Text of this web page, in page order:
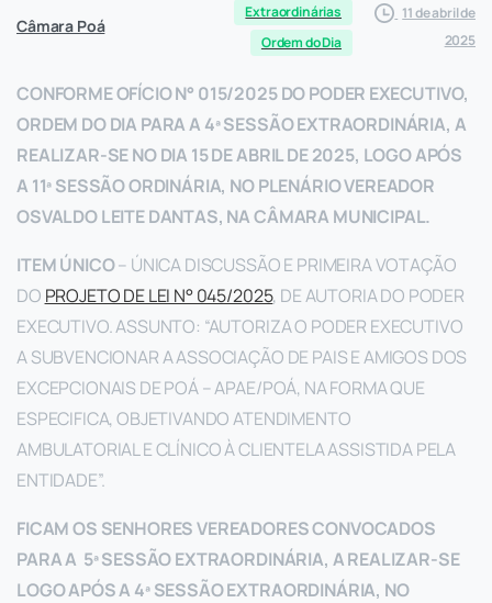
Câmara Poá
Extraordinárias
Ordem do Dia
11 de abril de
2025
CONFORME OFÍCIO N° 015/2025 DO PODER EXECUTIVO,
ORDEM DO DIA PARA A 4ª SESSÃO EXTRAORDINÁRIA, A
REALIZAR-SE NO DIA 15 DE ABRIL DE 2025, LOGO APÓS
A 11ª SESSÃO ORDINÁRIA, NO PLENÁRIO VEREADOR
OSVALDO LEITE DANTAS, NA CÂMARA MUNICIPAL.
ITEM ÚNICO– ÚNICA DISCUSSÃO E PRIMEIRA VOTAÇÃO
DO PROJETO DE LEI N° 045/2025, DE AUTORIA DO PODER
EXECUTIVO. ASSUNTO: “AUTORIZA O PODER EXECUTIVO
A SUBVENCIONAR A ASSOCIAÇÃO DE PAIS E AMIGOS DOS
EXCEPCIONAIS DE POÁ – APAE/POÁ, NA FORMA QUE
ESPECIFICA, OBJETIVANDO ATENDIMENTO
AMBULATORIAL E CLÍNICO À CLIENTELA ASSISTIDA PELA
ENTIDADE”.
FICAM OS SENHORES VEREADORES CONVOCADOS
PARA A 5ª SESSÃO EXTRAORDINÁRIA, A REALIZAR-SE
LOGO APÓS A 4ª SESSÃO EXTRAORDINÁRIA, NO